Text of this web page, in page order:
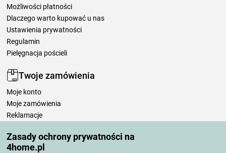
Zasady ochrony prywatności na
4home.pl
Możliwości płatności
Dlaczego warto kupować u nas
Ustawienia prywatności
Regulamin
Pielęgnacja pościeli
Twoje zamówienia
Moje konto
Moje zamówienia
Reklamacje
Zasady przetwarzania recenzji